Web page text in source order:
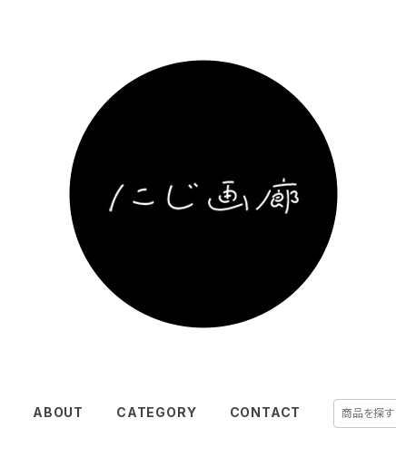
ABOUT CATEGORY CONTACT